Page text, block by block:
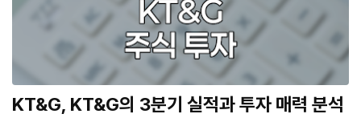
KT&G, KT&G의 3분기 실적과 투자 매력 분석